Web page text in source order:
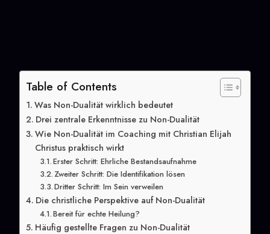
Table of Contents
Was Non-Dualität wirklich bedeutet
Drei zentrale Erkenntnisse zu Non-Dualität
Wie Non-Dualität im Coaching mit Christian Elijah
Christus praktisch wirkt
Erster Schritt: Ehrliche Bestandsaufnahme
Zweiter Schritt: Die Identifikation lösen
Dritter Schritt: Im Sein verweilen
Die christliche Perspektive auf Non-Dualität
Bereit für echte Heilung?
Häufig gestellte Fragen zu Non-Dualität